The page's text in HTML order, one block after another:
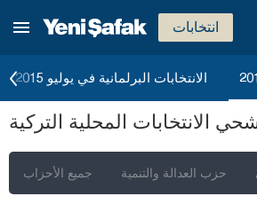
انتخابات
الانتخابات البرلمانية في يوليو 2015
الانتخابات المحلية التركية
جميع الأحزاب حزب العدالة والتنمية
مالاطيا
مانيسا
ماردين
مرسين
موش